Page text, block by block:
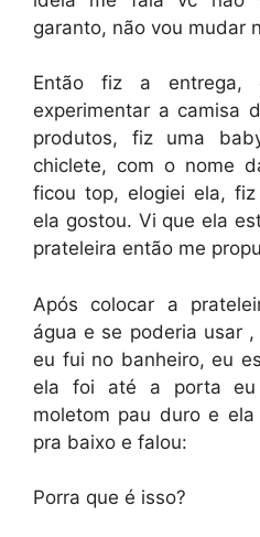
garanto, não vou mudar
Então fiz a entrega,
experimentar a camisa
produtos, fiz uma
chiclete, com o nome
ficou top, elogiei ela,
ela gostou. Vi que ela
prateleira então me
Após colocar a
água e se poderia usar
eu fui no banheiro, eu
ela foi até a porta
moletom pau duro e
pra baixo e falou:
Porra que é isso?